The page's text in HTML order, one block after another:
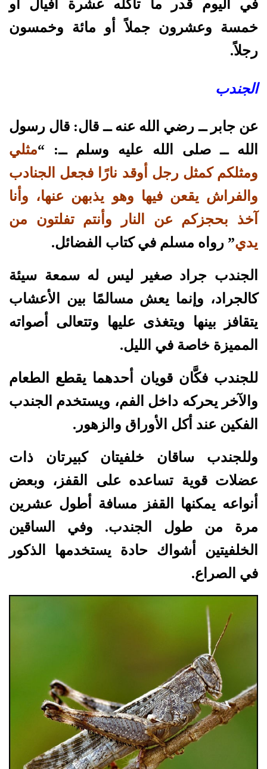
في اليوم قدر ما تأكله عشرة أفيال أو
خمسة وعشرون جملاً أو مائة وخمسون
رجلاً.
الجندب
عن جابر ــ رضي الله عنه ــ قال: قال رسول
الله ــ صلى الله عليه وسلم ــ: “مثلي
ومثلكم كمثل رجل أوقد نارًا فجعل الجنادب
والفراش يقعن فيها وهو يذبهن عنها، وأنا
آخذ بحجزكم عن النار وأنتم تفلتون من
يدي” رواه مسلم في كتاب الفضائل.
الجندب جراد صغير ليس له سمعة سيئة
كالجراد، وإنما يعش مسالمًا بين الأعشاب
يتقافز بينها ويتغذى عليها وتتعالى أصواته
المميزة خاصة في الليل.
للجندب فكَّان قويان أحدهما يقطع الطعام
والآخر يحركه داخل الفم، ويستخدم الجندب
الفكين عند أكل الأوراق والزهور.
وللجندب ساقان خلفيتان كبيرتان ذات
عضلات قوية تساعده على القفز، وبعض
أنواعه يمكنها القفز مسافة أطول عشرين
مرة من طول الجندب. وفي الساقين
الخلفيتين أشواك حادة يستخدمها الذكور
في الصراع.